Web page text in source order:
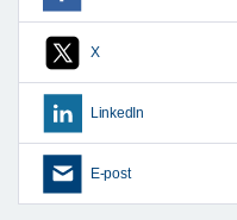
X
LinkedIn
E-post